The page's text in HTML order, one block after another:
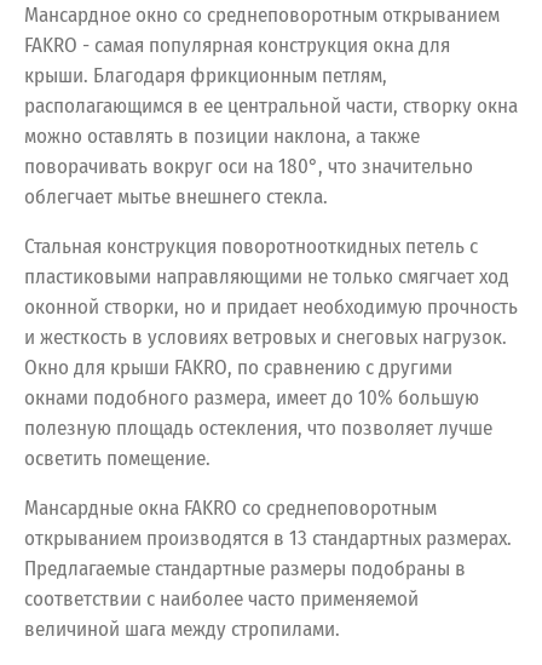
Мансардное окно со среднеповоротным открыванием
FAKRO - самая популярная конструкция окна для
крыши. Благодаря фрикционным петлям,
располагающимся в ее центральной части, створку окна
можно оставлять в позиции наклона, а также
поворачивать вокруг оси на 180°, что значительно
облегчает мытье внешнего стекла.
Стальная конструкция поворотнооткидных петель с
пластиковыми направляющими не только смягчает ход
оконной створки, но и придает необходимую прочность
и жесткость в условиях ветровых и снеговых нагрузок.
Окно для крыши FAKRO, по сравнению с другими
окнами подобного размера, имеет до 10% большую
полезную площадь остекления, что позволяет лучше
осветить помещение.
Мансардные окна FAKRO со среднеповоротным
открыванием производятся в 13 стандартных размерах.
Предлагаемые стандартные размеры подобраны в
соответствии с наиболее часто применяемой
величиной шага между стропилами.